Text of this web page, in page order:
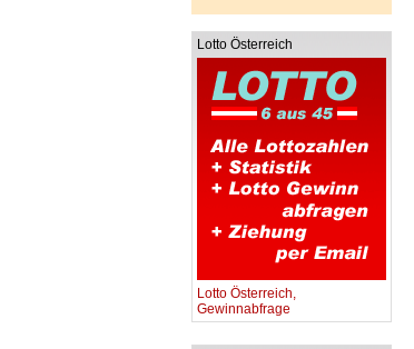
Lotto Österreich
Lotto Österreich,
Gewinnabfrage